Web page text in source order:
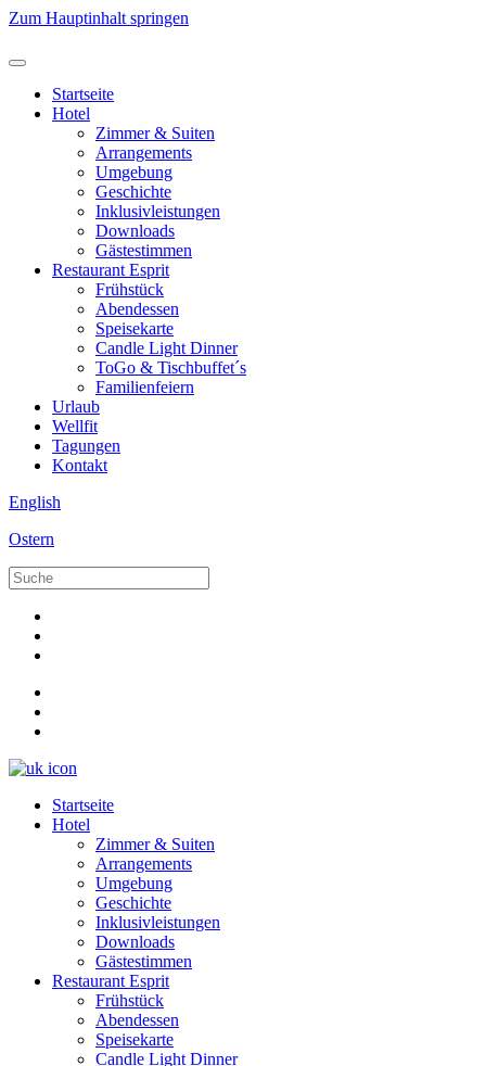
Zum Hauptinhalt springen
Startseite
Hotel
Zimmer & Suiten
Arrangements
Umgebung
Geschichte
Inklusivleistungen
Downloads
Gästestimmen
Restaurant Esprit
Frühstück
Abendessen
Speisekarte
Candle Light Dinner
ToGo & Tischbuffet´s
Familienfeiern
Urlaub
Wellfit
Tagungen
Kontakt
English
Ostern
Startseite
Hotel
Zimmer & Suiten
Arrangements
Umgebung
Geschichte
Inklusivleistungen
Downloads
Gästestimmen
Restaurant Esprit
Frühstück
Abendessen
Speisekarte
Candle Light Dinner